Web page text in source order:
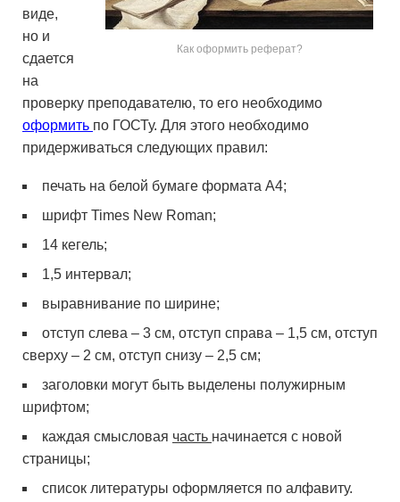
Как оформить реферат?
виде,
но и
сдается
на
проверку преподавателю, то его необходимо
оформить по ГОСТу. Для этого необходимо
придерживаться следующих правил:
печать на белой бумаге формата А4;
шрифт Times New Roman;
14 кегель;
1,5 интервал;
выравнивание по ширине;
отступ слева – 3 см, отступ справа – 1,5 см, отступ
сверху – 2 см, отступ снизу – 2,5 см;
заголовки могут быть выделены полужирным
шрифтом;
каждая смысловая часть начинается с новой
страницы;
список литературы оформляется по алфавиту.